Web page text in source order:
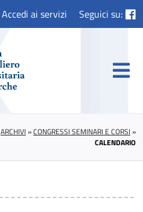
Accedi ai servizi Seguici su:
ARCHIVI »CONGRESSI SEMINARI E CORSI »
CALENDARIO